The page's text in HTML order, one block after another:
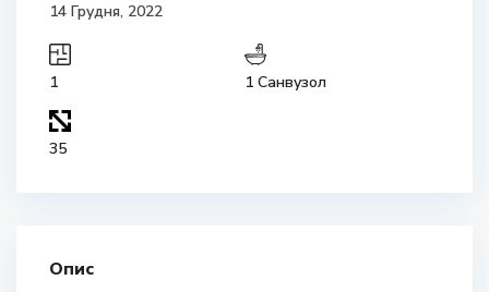
14 Грудня, 2022
1 1 Санвузол
35
Опис